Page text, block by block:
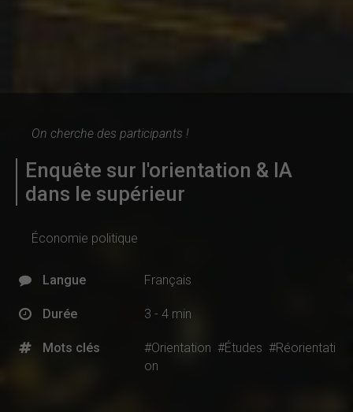
On cherche des participants !
Enquête sur l'orientation & IA
dans le supérieur
Économie politique
Langue Français
Durée 3 - 4 min
Mots clés #Orientation #Études #Réorientati
on